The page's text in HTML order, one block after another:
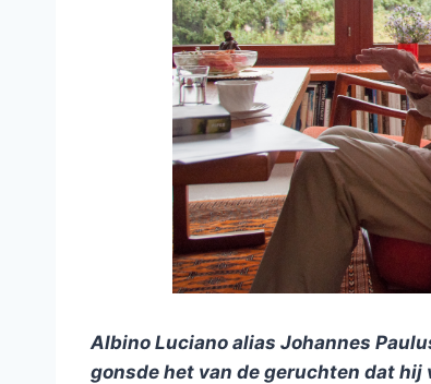
Albino Luciano alias Johannes
gonsde het van de geruchten dat